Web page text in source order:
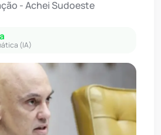
- Achei Sudoeste
(IA)